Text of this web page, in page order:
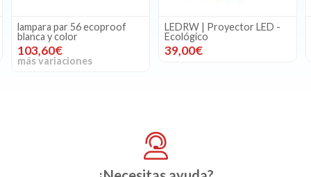
LEDRW | Proyector LED -
Ecológico
39,00€
PLREC | Proyector 12 LEDs
color – 27 W
326,00€